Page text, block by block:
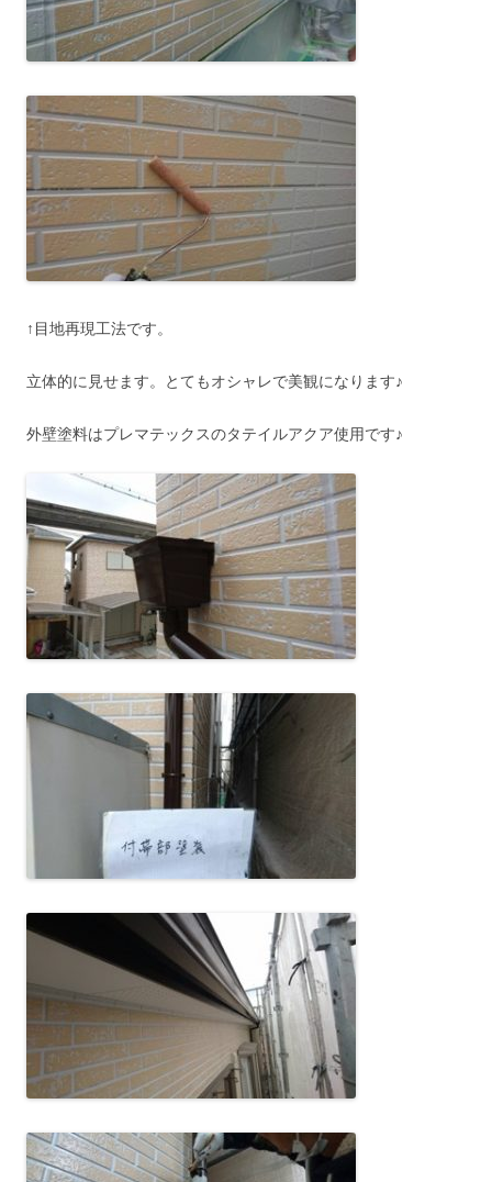
↑目地再現工法です。
立体的に見せます。とてもオシャレで美観になります♪
外壁塗料はプレマテックスのタテイルアクア使用です♪